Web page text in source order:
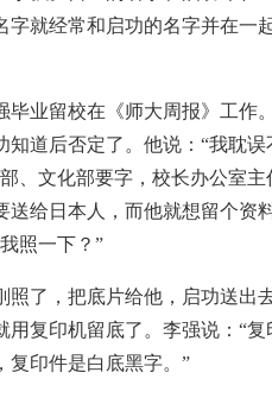
字就经常和启功的名字并在一
业留校在《师大周报》工作
知道后否定了。他说：“我耽
、文化部要字，校长办公室
送给日本人，而他就想留个资
照一下？”
，把底片给他，启功送出
用复印机留底了。李强说：“
复印件是白底黑字。”